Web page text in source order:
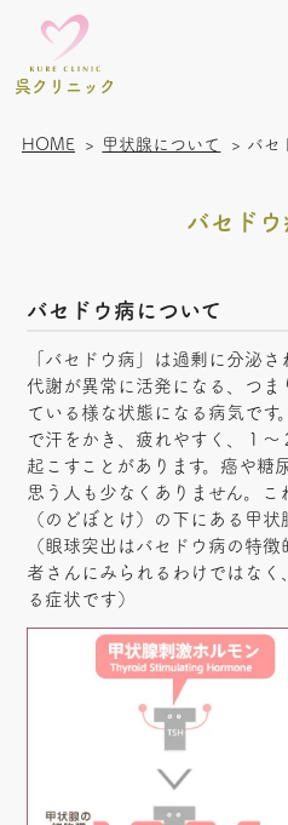
呉クリニック
HOME 甲状腺について バセ
バセドウ
バセドウ病について
「バセドウ病」は過剰に分泌
代謝が異常に活発になる、つま
ている様な状態になる病気です
で汗をかき、疲れやすく、１
起こすことがあります。癌や糖
思う人も少なくありません。こ
（のどぼとけ）の下にある甲状
（眼球突出はバセドウ病の特
者さんにみられるわけではなく
る症状です）